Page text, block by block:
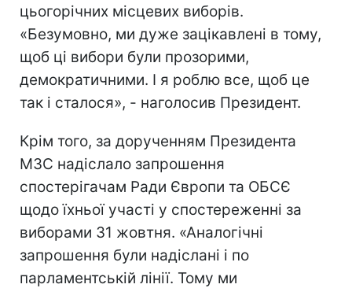
цьогорічних місцевих виборів.
«Безумовно, ми дуже зацікавлені в тому,
щоб ці вибори були прозорими,
демократичними. І я роблю все, щоб це
так і сталося», - наголосив Президент.
Крім того, за дорученням Президента
МЗС надіслало запрошення
спостерігачам Ради Європи та ОБСЄ
щодо їхньої участі у спостереженні за
виборами 31 жовтня. «Аналогічні
запрошення були надіслані і по
парламентській лінії. Тому ми